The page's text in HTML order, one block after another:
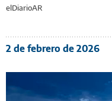
elDiarioAR
2 de febrero de 2026